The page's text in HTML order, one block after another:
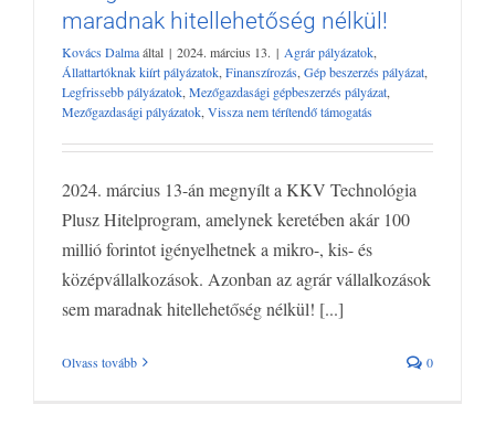
Az agrár vállalkozások sem maradnak
hitellehetőség nélkül!
Agrár pályázatok Állattartóknak kiírt pályázatok Finanszírozás Gép
beszerzés pályázat
Legfrissebb pályázatok Mezőgazdasági
gépbeszerzés pályázat Mezőgazdasági pályázatok Vissza nem
maradnak hitellehetőség nélkül!
Kovács Dalmaáltal | 2024. március 13. | Agrár pályázatok
Állattartóknak kiírt pályázatok Finanszírozás Gép beszerzés pályázat
Legfrissebb pályázatok Mezőgazdasági gépbeszerzés pályázat
Mezőgazdasági pályázatok Vissza nem térítendő támogatás
2024. március 13-án megnyílt a KKV Technológia
Plusz Hitelprogram, amelynek keretében akár 100
millió forintot igényelhetnek a mikro-, kis- és
középvállalkozások. Azonban az agrár vállalkozások
sem maradnak hitellehetőség nélkül! [...]
Olvass tovább 0